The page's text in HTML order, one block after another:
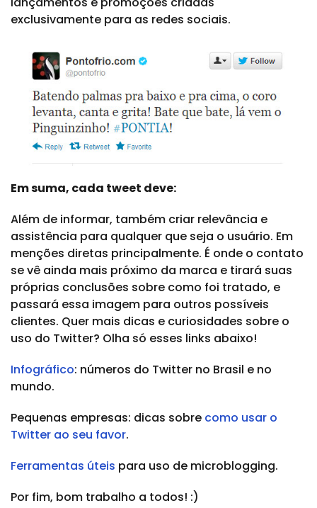
exclusivamente para as redes sociais.
Em suma, cada tweet deve:
Além de informar, também criar relevância e
assistência para qualquer que seja o usuário. Em
menções diretas principalmente. É onde o contato
se vê ainda mais próximo da marca e tirará suas
próprias conclusões sobre como foi tratado, e
passará essa imagem para outros possíveis
clientes. Quer mais dicas e curiosidades sobre o
uso do Twitter? Olha só esses links abaixo!
Infográfico: números do Twitter no Brasil e no
mundo.
Pequenas empresas: dicas sobre como usar o
Twitter ao seu favor.
Ferramentas úteis para uso de microblogging.
Por fim, bom trabalho a todos! :)